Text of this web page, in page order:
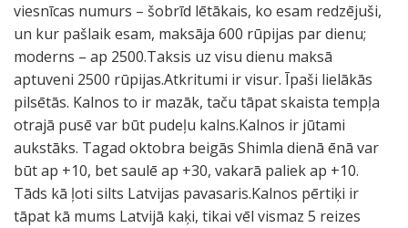
viesnīcas numurs – šobrīd lētākais, ko esam redzējuši,
un kur pašlaik esam, maksāja 600 rūpijas par dienu;
moderns – ap 2500.Taksis uz visu dienu maksā
aptuveni 2500 rūpijas.Atkritumi ir visur. Īpaši lielākās
pilsētās. Kalnos to ir mazāk, taču tāpat skaista tempļa
otrajā pusē var būt pudeļu kalns.Kalnos ir jūtami
aukstāks. Tagad oktobra beigās Shimla dienā ēnā var
būt ap +10, bet saulē ap +30, vakarā paliek ap +10.
Tāds kā ļoti silts Latvijas pavasaris.Kalnos pērtiķi ir
tāpat kā mums Latvijā kaķi, tikai vēl vismaz 5 reizes